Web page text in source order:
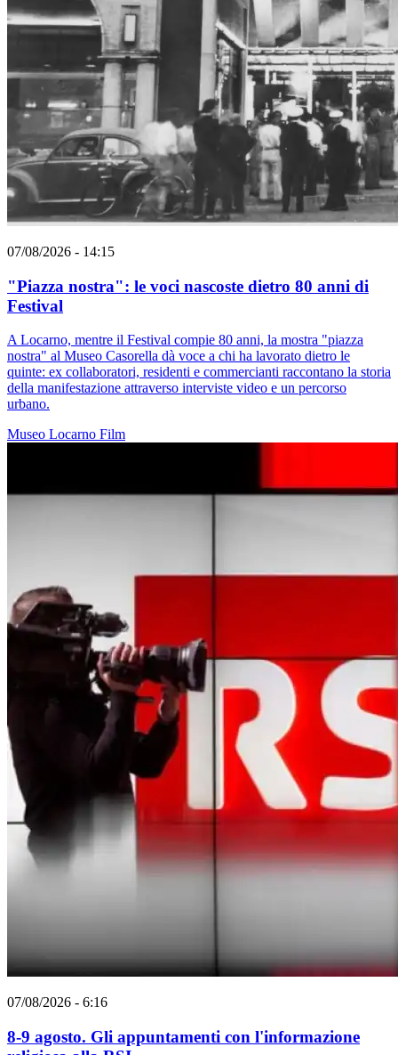
07/08/2026 - 14:15
"Piazza nostra": le voci nascoste dietro 80 anni di
Festival
A Locarno, mentre il Festival compie 80 anni, la mostra "piazza
nostra" al Museo Casorella dà voce a chi ha lavorato dietro le
quinte: ex collaboratori, residenti e commercianti raccontano la storia
della manifestazione attraverso interviste video e un percorso
urbano.
Museo Locarno Film
07/08/2026 - 6:16
8-9 agosto. Gli appuntamenti con l'informazione